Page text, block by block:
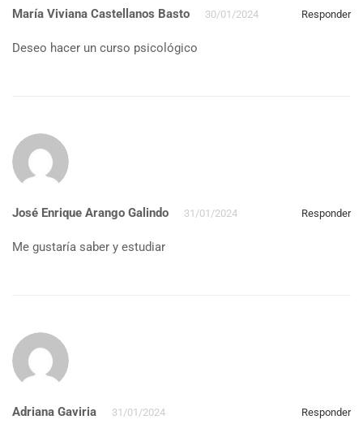
María Viviana Castellanos Basto 30/01/2024 Responder
Deseo hacer un curso psicológico
José Enrique Arango Galindo 31/01/2024 Responder
Me gustaría saber y estudiar
Adriana Gaviria 31/01/2024 Responder